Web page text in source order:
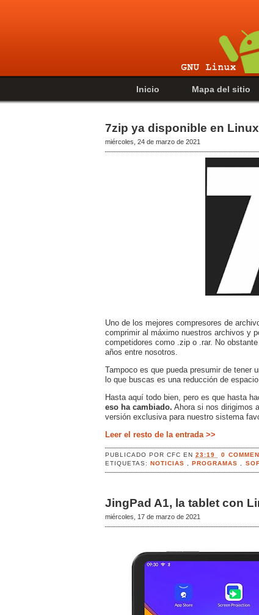
Inicio Mapa del sitio
7zip ya disponible en Linux
miércoles, 24 de marzo de 2021
Uno de los mejores compresores de
comprimir al máximo nuestros archivos y
competidores como .zip o .rar. No
años entre nosotros.
Tampoco es que pueda presumir de tener
lo que buscas es una reducción de
Hasta aquí todo bien, pero es que hasta
eso ha cambiado. Ahora si nos dirigimos
versión exclusiva para nuestro sistema
Leer el resto de la entrada >>
PUBLICADO PORCFCEN23:19 0
ETIQUETAS:NOTICIAS ,PROGRAMAS
JingPad A1, la tablet con
miércoles, 17 de marzo de 2021